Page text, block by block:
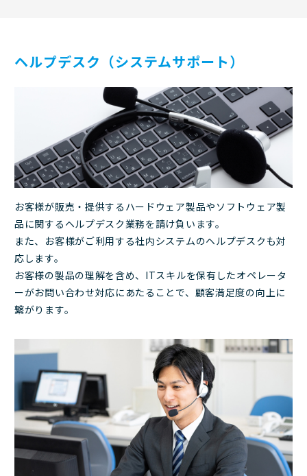
ヘルプデスク（システムサポート）
お客様が販売・提供するハードウェア製品やソフトウェア製
品に関するヘルプデスク業務を請け負います。
また、お客様がご利用する社内システムのヘルプデスクも対
応します。
お客様の製品の理解を含め、ITスキルを保有したオペレータ
ーがお問い合わせ対応にあたることで、顧客満足度の向上に
繋がります。